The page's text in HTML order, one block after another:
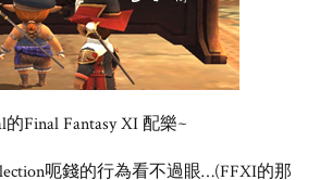
Final Fantasy XI 配樂~
呃錢的行為看不過眼…(FFXI的那